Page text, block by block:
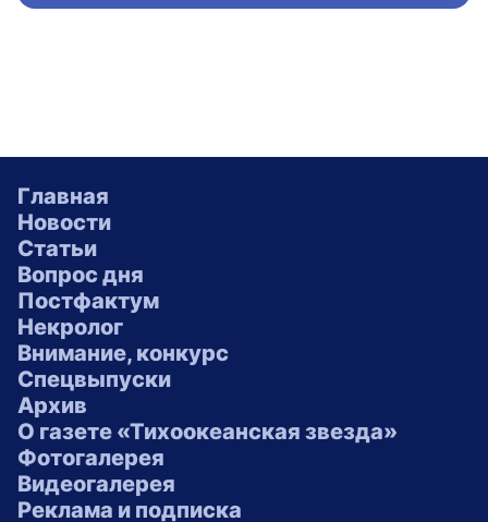
Главная
Новости
Статьи
Вопрос дня
Постфактум
Некролог
Внимание, конкурс
Спецвыпуски
Архив
О газете «Тихоокеанская звезда»
Фотогалерея
Видеогалерея
Реклама и подписка